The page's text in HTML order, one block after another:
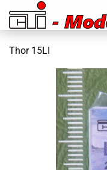
Thor 15LI